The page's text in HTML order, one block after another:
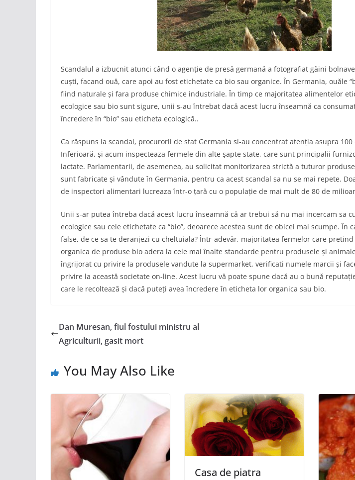
Scandalul a izbucnit atunci când o agenție de presă germană a fotografiat găini
cuști, facand ouă, care apoi au fost etichetate ca bio sau organice. În Germania, ouăle
fiind naturale și fara produse chimice industriale. În timp ce majoritatea alimentelor
ecologice sau bio sunt sigure, unii s-au întrebat dacă acest lucru înseamnă ca
încredere în “bio” sau eticheta ecologică..
Ca răspuns la scandal, procurorii de stat Germania si-au concentrat atenția asupra
Inferioară, și acum inspecteaza fermele din alte șapte state, care sunt principalii
lactate. Parlamentarii, de asemenea, au solicitat monitorizarea strictă a tuturor
sunt fabricate și vândute în Germania, pentru ca acest scandal sa nu se mai repete.
de inspectori alimentari lucreaza într-o țară cu o populație de mai mult de 80 de
Unii s-ar putea întreba dacă acest lucru înseamnă că ar trebui să nu mai incercam sa
ecologice sau cele etichetate ca “bio”, deoarece acestea sunt de obicei mai scumpe. În
false, de ce sa te deranjezi cu cheltuiala? Într-adevăr, majoritatea fermelor care
organica de produse bio adera la cele mai înalte standarde pentru produsele și
îngrijorat cu privire la produsele vandute la supermarket, verificati numele marcii și
privire la această societate on-line. Acest lucru vă poate spune dacă au o bună
care le recoltează și dacă puteți avea încredere în eticheta lor organica sau bio.
Dan Muresan, fiul fostului ministru al
Agriculturii, gasit mort
You May Also Like
Casa de piatra